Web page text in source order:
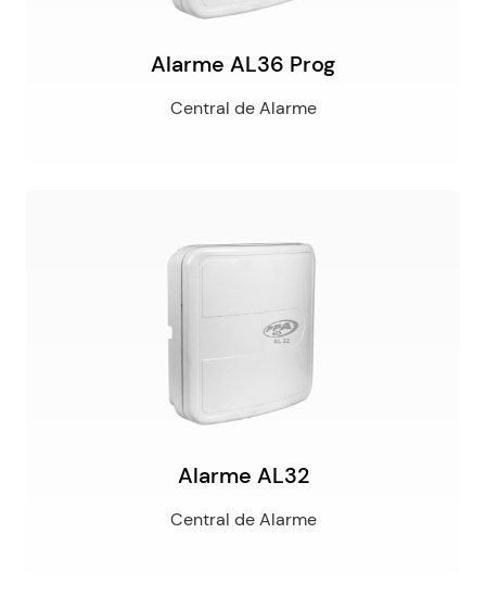
Alarme AL36 Prog
Central de Alarme
Alarme AL32
Central de Alarme